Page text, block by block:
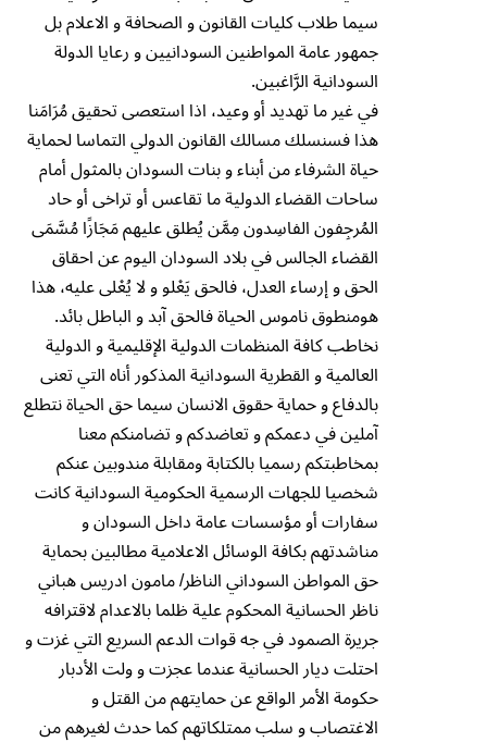
سيما طلاب كليات القانون و الصحافة و الاعلام بل
جمهور عامة المواطنين السودانيين و رعايا الدولة
السودانية الرَّاغبين.
في غير ما تهديد أو وعيد، اذا استعصى تحقيق مُرَامَنا
هذا فسنسلك مسالك القانون الدولي التماسا لحماية
حياة الشرفاء من أبناء و بنات السودان بالمثول أمام
ساحات القضاء الدولية ما تقاعس أو تراخى أو حاد
المُرجِفون الفاسِدون مِمَّن يُطلق عليهم مَجَازًا مُسَّمَى
القضاء الجالس في بلاد السودان اليوم عن احقاق
الحق و إرساء العدل، فالحق يَع۫لو و لا يُع۫لى عليه، هذا
هومنطوق ناموس الحياة فالحق آبد و الباطل بائد.
نخاطب كافة المنظمات الدولية الإقليمية و الدولية
العالمية و القطرية السودانية المذكور أناه التي تعنى
بالدفاع و حماية حقوق الانسان سيما حق الحياة نتطلع
آملين في دعمكم و تعاضدكم و تضامنكم معنا
بمخاطبتكم رسميا بالكتابة ومقابلة مندوبين عنكم
شخصيا للجهات الرسمية الحكومية السودانية كانت
سفارات أو مؤسسات عامة داخل السودان و
مناشدتهم بكافة الوسائل الاعلامية مطالبين بحماية
حق المواطن السوداني الناظر/ مامون ادريس هباني
ناظر الحسانية المحكوم علية ظلما بالاعدام لاقترافه
جريرة الصمود في جه قوات الدعم السريع التي غزت و
احتلت ديار الحسانية عندما عجزت و ولت الأدبار
حكومة الأمر الواقع عن حمايتهم من القتل و
الاغتصاب و سلب ممتلكاتهم كما حدث لغيرهم من